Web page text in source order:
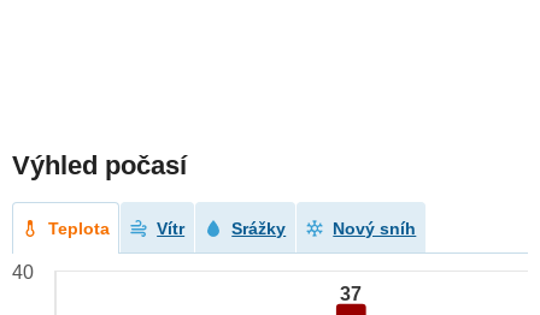
Výhled počasí
Teplota Vítr Srážky Nový sníh
37
40